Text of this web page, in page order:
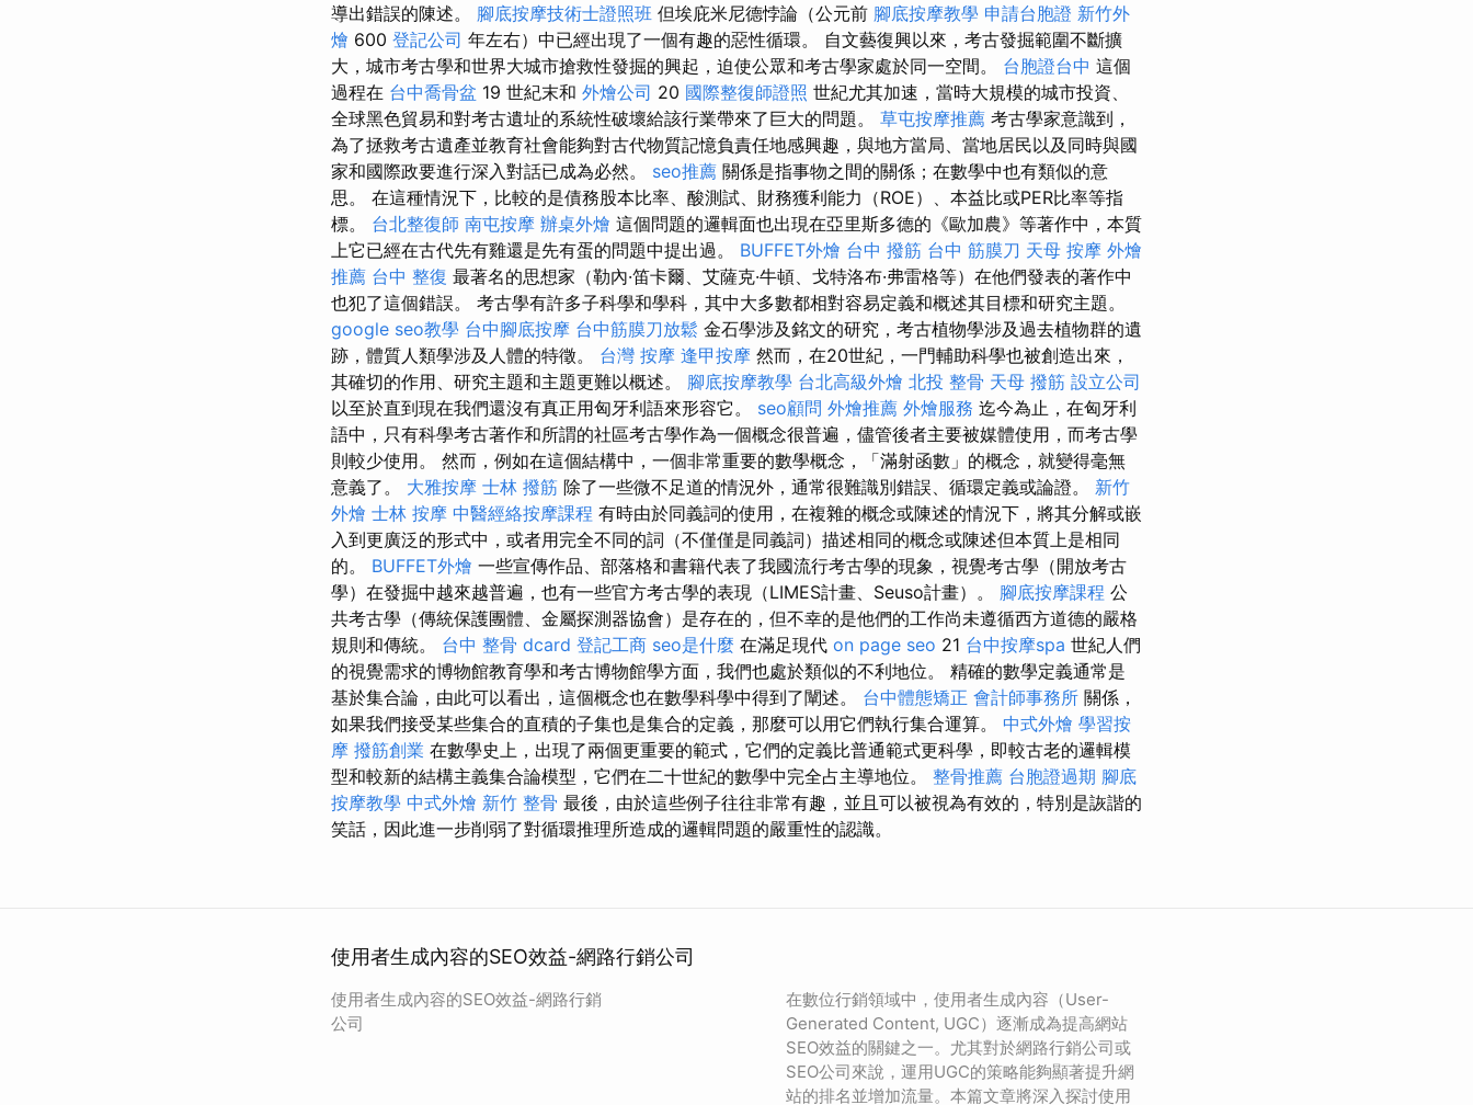
導出錯誤的陳述。 腳底按摩技術士證照班 但埃庇米尼德悖論（公元前 腳底按摩教學 申請台胞證 新竹外
燴 600 登記公司 年左右）中已經出現了一個有趣的惡性循環。 自文藝復興以來，考古發掘範圍不斷擴
大，城市考古學和世界大城市搶救性發掘的興起，迫使公眾和考古學家處於同一空間。 台胞證台中 這個
過程在 台中喬骨盆 19 世紀末和 外燴公司 20 國際整復師證照 世紀尤其加速，當時大規模的城市投資、
全球黑色貿易和對考古遺址的系統性破壞給該行業帶來了巨大的問題。 草屯按摩推薦 考古學家意識到，
為了拯救考古遺產並教育社會能夠對古代物質記憶負責任地感興趣，與地方當局、當地居民以及同時與國
家和國際政要進行深入對話已成為必然。 seo推薦 關係是指事物之間的關係；在數學中也有類似的意
思。 在這種情況下，比較的是債務股本比率、酸測試、財務獲利能力（ROE）、本益比或PER比率等指
標。 台北整復師 南屯按摩 辦桌外燴 這個問題的邏輯面也出現在亞里斯多德的《歐加農》等著作中，本質
上它已經在古代先有雞還是先有蛋的問題中提出過。 BUFFET外燴 台中 撥筋 台中 筋膜刀 天母 按摩 外燴
推薦 台中 整復 最著名的思想家（勒內·笛卡爾、艾薩克·牛頓、戈特洛布·弗雷格等）在他們發表的著作中
也犯了這個錯誤。 考古學有許多子科學和學科，其中大多數都相對容易定義和概述其目標和研究主題。
google seo教學 台中腳底按摩 台中筋膜刀放鬆 金石學涉及銘文的研究，考古植物學涉及過去植物群的遺
跡，體質人類學涉及人體的特徵。 台灣 按摩 逢甲按摩 然而，在20世紀，一門輔助科學也被創造出來，
其確切的作用、研究主題和主題更難以概述。 腳底按摩教學 台北高級外燴 北投 整骨 天母 撥筋 設立公司
以至於直到現在我們還沒有真正用匈牙利語來形容它。 seo顧問 外燴推薦 外燴服務 迄今為止，在匈牙利
語中，只有科學考古著作和所謂的社區考古學作為一個概念很普遍，儘管後者主要被媒體使用，而考古學
則較少使用。 然而，例如在這個結構中，一個非常重要的數學概念，「滿射函數」的概念，就變得毫無
意義了。 大雅按摩 士林 撥筋 除了一些微不足道的情況外，通常很難識別錯誤、循環定義或論證。 新竹
外燴 士林 按摩 中醫經絡按摩課程 有時由於同義詞的使用，在複雜的概念或陳述的情況下，將其分解或嵌
入到更廣泛的形式中，或者用完全不同的詞（不僅僅是同義詞）描述相同的概念或陳述但本質上是相同
的。 BUFFET外燴 一些宣傳作品、部落格和書籍代表了我國流行考古學的現象，視覺考古學（開放考古
學）在發掘中越來越普遍，也有一些官方考古學的表現（LIMES計畫、Seuso計畫）。 腳底按摩課程 公
共考古學（傳統保護團體、金屬探測器協會）是存在的，但不幸的是他們的工作尚未遵循西方道德的嚴格
規則和傳統。 台中 整骨 dcard 登記工商 seo是什麼 在滿足現代 on page seo 21 台中按摩spa 世紀人們
的視覺需求的博物館教育學和考古博物館學方面，我們也處於類似的不利地位。 精確的數學定義通常是
基於集合論，由此可以看出，這個概念也在數學科學中得到了闡述。 台中體態矯正 會計師事務所 關係，
如果我們接受某些集合的直積的子集也是集合的定義，那麼可以用它們執行集合運算。 中式外燴 學習按
摩 撥筋創業 在數學史上，出現了兩個更重要的範式，它們的定義比普通範式更科學，即較古老的邏輯模
型和較新的結構主義集合論模型，它們在二十世紀的數學中完全占主導地位。 整骨推薦 台胞證過期 腳底
按摩教學 中式外燴 新竹 整骨 最後，由於這些例子往往非常有趣，並且可以被視為有效的，特別是詼諧的
笑話，因此進一步削弱了對循環推理所造成的邏輯問題的嚴重性的認識。
使用者生成內容的SEO效益-網路行銷公司
使用者生成內容的SEO效益-網路行銷
公司
在數位行銷領域中，使用者生成內容（User-
Generated Content, UGC）逐漸成為提高網站
SEO效益的關鍵之一。尤其對於網路行銷公司或
SEO公司來說，運用UGC的策略能夠顯著提升網
站的排名並增加流量。本篇文章將深入探討使用